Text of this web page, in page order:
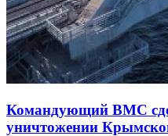
Командующий ВМС
уничтожении